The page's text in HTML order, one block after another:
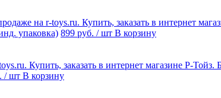
упаковка) 899 руб. / шт В корзину
/ шт В корзину